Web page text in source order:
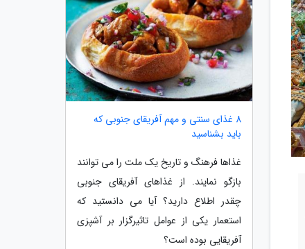
8 غذای سنتی و مهم آفریقای جنوبی که
باید بشناسید
غذاها فرهنگ و تاریخ یک ملت را می توانند
بازگو نمایند. از غذاهای آفریقای جنوبی
چقدر اطلاع دارید؟ آیا می دانستید که
استعمار یکی از عوامل تاثیرگزار بر آشپزی
آفریقایی بوده است؟